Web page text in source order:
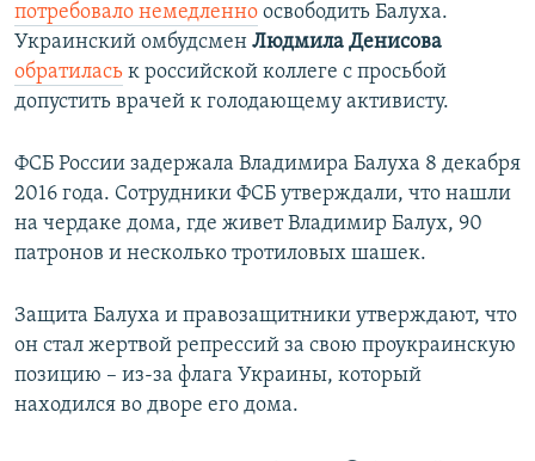
потребовало немедленно освободить Балуха.
Украинский омбудсмен Людмила Денисова
обратилась к российской коллеге с просьбой
допустить врачей к голодающему активисту.
ФСБ России задержала Владимира Балуха 8 декабря
2016 года. Сотрудники ФСБ утверждали, что нашли
на чердаке дома, где живет Владимир Балух, 90
патронов и несколько тротиловых шашек.
Защита Балуха и правозащитники утверждают, что
он стал жертвой репрессий за свою проукраинскую
позицию – из-за флага Украины, который
находился во дворе его дома.